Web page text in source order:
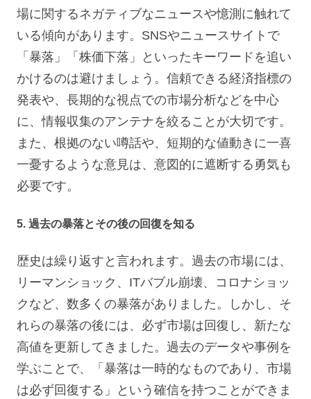
場に関するネガティブなニュースや憶測に触れて
いる傾向があります。SNSやニュースサイトで
「暴落」「株価下落」といったキーワードを追い
かけるのは避けましょう。信頼できる経済指標の
発表や、長期的な視点での市場分析などを中心
に、情報収集のアンテナを絞ることが大切です。
また、根拠のない噂話や、短期的な値動きに一喜
一憂するような意見は、意図的に遮断する勇気も
必要です。
5. 過去の暴落とその後の回復を知る
歴史は繰り返すと言われます。過去の市場には、
リーマンショック、ITバブル崩壊、コロナショッ
クなど、数多くの暴落がありました。しかし、そ
れらの暴落の後には、必ず市場は回復し、新たな
高値を更新してきました。過去のデータや事例を
学ぶことで、「暴落は一時的なものであり、市場
は必ず回復する」という確信を持つことができま